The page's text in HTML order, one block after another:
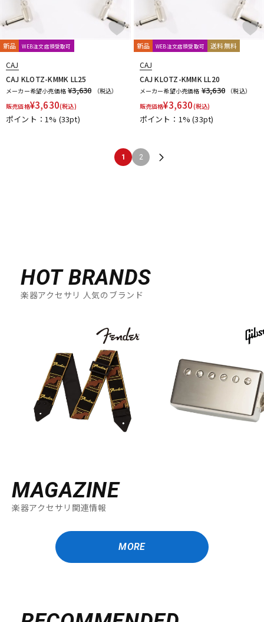
新品 WEB注文店頭受取可
CAJ
CAJ KLOTZ-KMMK LL25
メーカー希望小売価格 ¥3,630
（税込）
販売価格¥3,630(税込)
ポイント：1% (33pt)
新品 WEB注文店頭受取可 送料無料
CAJ
CAJ KLOTZ-KMMK LL20
メーカー希望小売価格 ¥3,630
（税込）
販売価格¥3,630(税込)
ポイント：1%(33pt)
1 2
HOT BRANDS
楽器アクセサリ 人気のブランド
MAGAZINE
楽器アクセサリ関連情報
MORE